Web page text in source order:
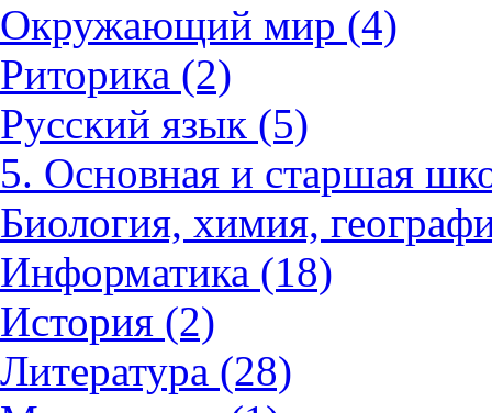
Окружающий мир (4)
Риторика (2)
Русский язык (5)
5. Основная и старшая
Биология, химия,
Информатика (18)
История (2)
Литература (28)